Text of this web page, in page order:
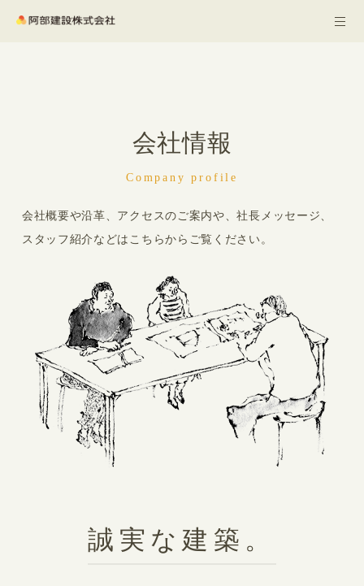
会社情報
Company profile
会社概要や沿革、アクセスのご案内や、社長メッセージ、
スタッフ紹介などはこちらからご覧ください。
誠実な建築。